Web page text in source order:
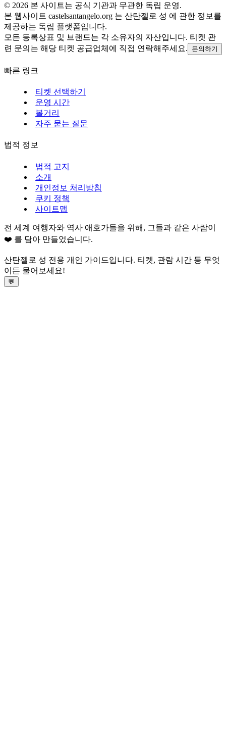
© 2026 본 사이트는 공식 기관과 무관한 독립 운영.
본 웹사이트 castelsantangelo.org 는 산탄젤로 성 에 관한 정보를
제공하는 독립 플랫폼입니다.
모든 등록상표 및 브랜드는 각 소유자의 자산입니다. 티켓 관
련 문의는 해당 티켓 공급업체에 직접 연락해주세요.
문의하기
빠른 링크
티켓 선택하기
운영 시간
볼거리
자주 묻는 질문
법적 정보
법적 고지
소개
개인정보 처리방침
쿠키 정책
사이트맵
전 세계 여행자와 역사 애호가들을 위해, 그들과 같은 사람이
❤️ 를 담아 만들었습니다.
산탄젤로 성 전용 개인 가이드입니다. 티켓, 관람 시간 등 무엇
이든 물어보세요!
💬